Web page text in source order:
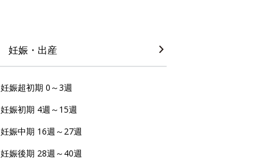
妊娠・出産
妊娠超初期 0～3週
妊娠初期 4週～15週
妊娠中期 16週～27週
妊娠後期 28週～40週